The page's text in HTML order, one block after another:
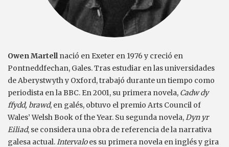
Owen Martell nació en Exeter en 1976 y creció en
Pontneddfechan, Gales. Tras estudiar en las universidades
de Aberystwyth y Oxford, trabajó durante un tiempo como
periodista en la BBC. En 2001, su primera novela, Cadw dy
ffydd, brawd, en galés, obtuvo el premio Arts Council of
Wales’ Welsh Book of the Year. Su segunda novela, Dyn yr
Eiliad, se considera una obra de referencia de la narrativa
galesa actual. Intervaloes su primera novela en inglés y gira